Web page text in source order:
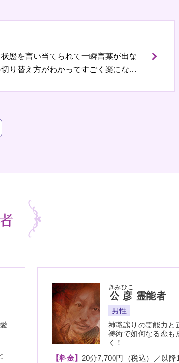
態を言い当てられて一瞬言葉が出な
り替え方がわかってすごく楽になり
公彦
きみひこ
霊能者
男性
神職譲りの霊能力と
祷術で如何なる恋も
く！
【料金】 20分7,700円（税込）／以降